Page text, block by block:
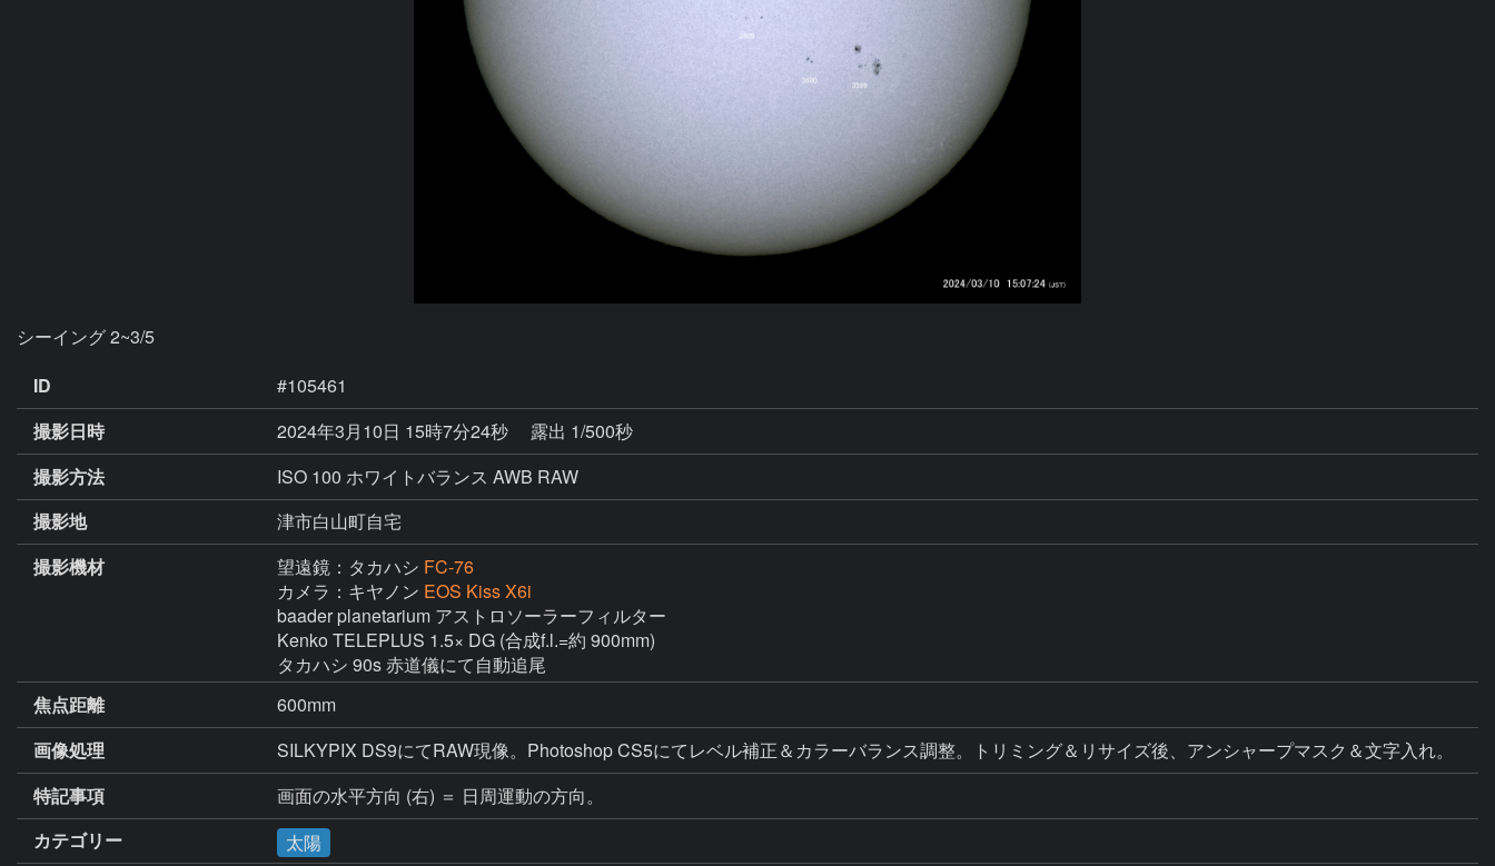
シーイング 2~3/5
ID
#105461
撮影日時
2024年3月10日 15時7分24秒
露出 1/500秒
撮影方法
ISO 100 ホワイトバランス AWB RAW
撮影地
津市白山町自宅
撮影機材
望遠鏡：タカハシ FC-76
カメラ：キヤノン EOS Kiss X6i
baader planetarium アストロソーラーフィルター
Kenko TELEPLUS 1.5× DG (合成f.l.=約 900mm)
タカハシ 90s 赤道儀にて自動追尾
焦点距離
600mm
画像処理
SILKYPIX DS9にてRAW現像。Photoshop CS5にてレベル補正＆カラーバランス調整。トリミング＆リサイズ後、アンシャープマスク＆文字入れ。
特記事項
カテゴリー
太陽